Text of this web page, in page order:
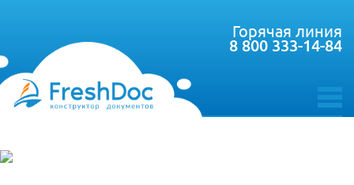
toggle
Горячая линия
8 800 333-14-84